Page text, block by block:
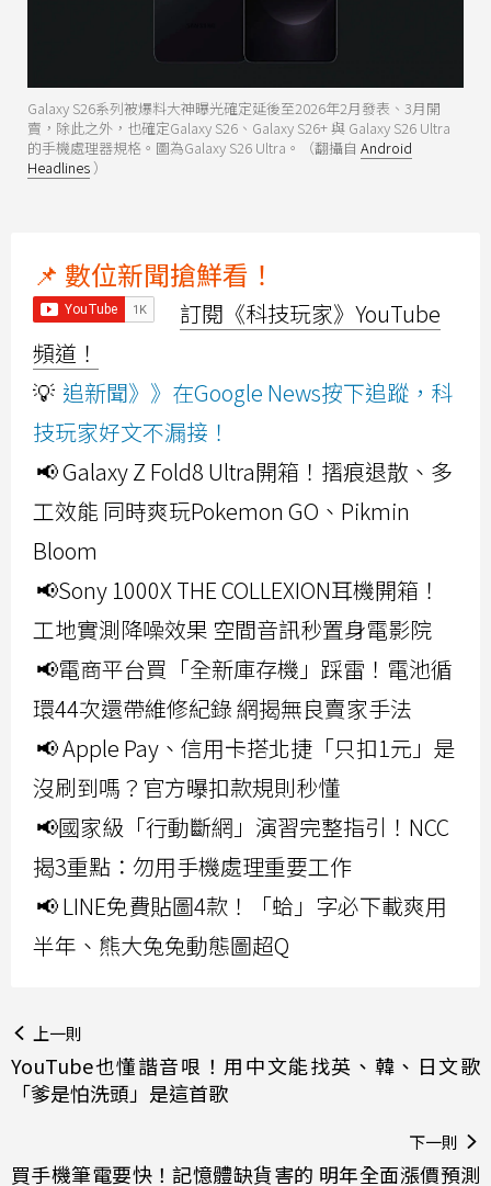
Galaxy S26系列被爆料大神曝光確定延後至2026年2月發表、3月開
賣，除此之外，也確定Galaxy S26、Galaxy S26+ 與 Galaxy S26 Ultra
的手機處理器規格。圖為Galaxy S26 Ultra。（翻攝自 Android
Headlines ）
📌 數位新聞搶鮮看！
訂閱《科技玩家》YouTube
頻道！
💡 追新聞》》在Google News按下追蹤，科
技玩家好文不漏接！
📢 Galaxy Z Fold8 Ultra開箱！摺痕退散、多
工效能 同時爽玩Pokemon GO、Pikmin
Bloom
📢Sony 1000X THE COLLEXION耳機開箱！
工地實測降噪效果 空間音訊秒置身電影院
📢電商平台買「全新庫存機」踩雷！電池循
環44次還帶維修紀錄 網揭無良賣家手法
📢 Apple Pay、信用卡搭北捷「只扣1元」是
沒刷到嗎？官方曝扣款規則秒懂
📢國家級「行動斷網」演習完整指引！NCC
揭3重點：勿用手機處理重要工作
📢 LINE免費貼圖4款！「蛤」字必下載爽用
半年、熊大兔兔動態圖超Q
上一則
YouTube也懂諧音哏！用中文能找英、韓、日文歌
「爹是怕洗頭」是這首歌
下一則
買手機筆電要快！記憶體缺貨害的 明年全面漲價預測